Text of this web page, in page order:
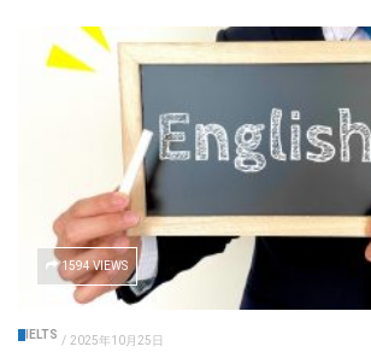
1594 VIEWS
IELTS / 2025年10月25日